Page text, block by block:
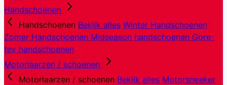
Handschoenen
Handschoenen Bekijk alles Winter Handschoenen
Zomer Handschoenen Midseason handschoenen Gore-
tex handschoenen
Motorlaarzen / schoenen
Motorlaarzen / schoenen Bekijk alles Motorsneaker